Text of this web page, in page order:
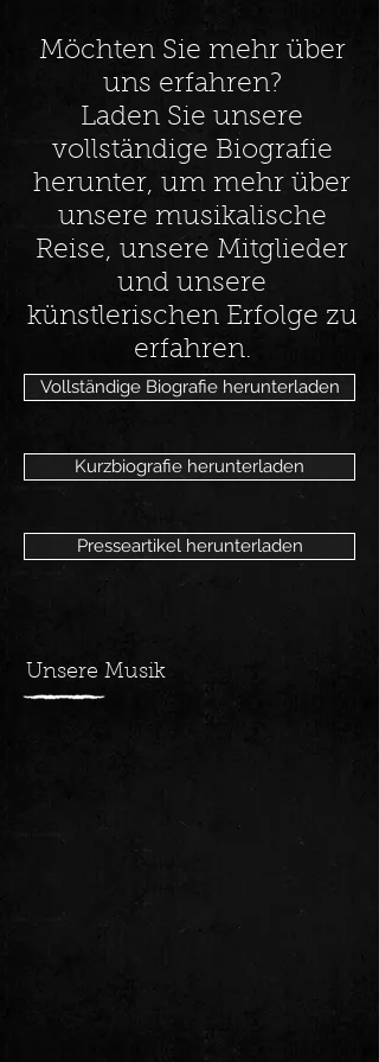
Möchten Sie mehr über
uns erfahren?
Laden Sie unsere
vollständige Biografie
herunter, um mehr über
unsere musikalische
Reise, unsere Mitglieder
und unsere
künstlerischen Erfolge zu
erfahren.
Vollständige Biografie herunterladen
Kurzbiografie herunterladen
Presseartikel herunterladen
Unsere Musik